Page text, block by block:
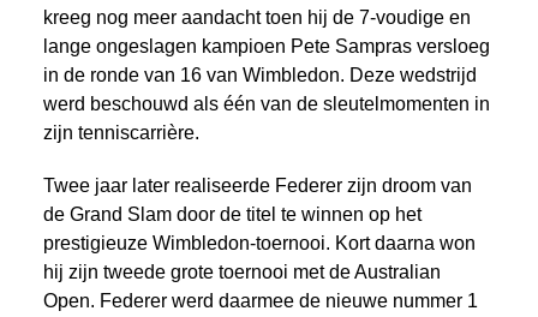
kreeg nog meer aandacht toen hij de 7-voudige en
lange ongeslagen kampioen Pete Sampras versloeg
in de ronde van 16 van Wimbledon. Deze wedstrijd
werd beschouwd als één van de sleutelmomenten in
zijn tenniscarrière.
Twee jaar later realiseerde Federer zijn droom van
de Grand Slam door de titel te winnen op het
prestigieuze Wimbledon-toernooi. Kort daarna won
hij zijn tweede grote toernooi met de Australian
Open. Federer werd daarmee de nieuwe nummer 1